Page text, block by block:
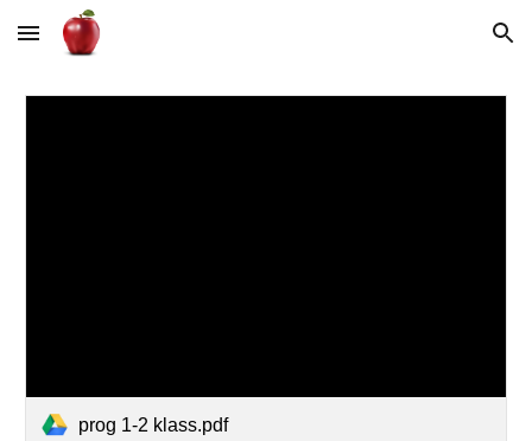
Skip to main content Skip to navigation
prog 1-2 klass.pdf